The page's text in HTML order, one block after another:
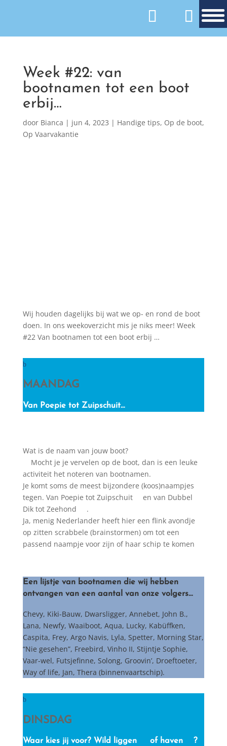
Week #22: van
bootnamen tot een boot
erbij…
door Bianca | jun 4, 2023 | Handige tips, Op de boot,
Op Vaarvakantie
Wij houden dagelijks bij wat we op- en rond de boot
doen. In ons weekoverzicht mis je niks meer! Week
#22 Van bootnamen tot een boot erbij …
MAANDAG
Van Poepie tot Zuipschuit…
Wat is de naam van jouw boot?
Mocht je je vervelen op de boot, dan is een leuke
activiteit het noteren van bootnamen.
Je komt soms de meest bijzondere (koos)naampjes
tegen. Van Poepie tot Zuipschuit
en van Dubbel
Dik tot Zeehond
.
Ja, menig Nederlander heeft hier een flink avondje
op zitten scrabbele (brainstormen) om tot een
passend naampje voor zijn of haar schip te komen
Een lijstje van bootnamen die wij hebben
ontvangen van een aantal van onze volgers…
Chevy, Kiki-Bauw, Dwarsligger, Annebet, John B.,
Lana, Newfy, Waaiboot, Aqua, Lucky, Kabüffken,
Caspita, Frey, Argo Navis, Lyla, Spetter, Morning Star,
“Nie gesehen”, Freebird, Vinho II, Stijntje Sophie,
Vaar-wel, Futsjefinne, Solong, Groovin’, Droeftoeter,
Way of life, Jan, Thera (binnenvaartschip).
DINSDAG
Waar kies jij voor? Wild liggen of haven ?